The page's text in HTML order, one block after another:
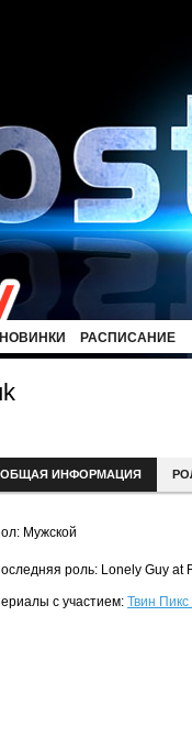
НОВИНКИ РАСПИСАНИЕ
ОБЩАЯ ИНФОРМАЦИЯ
Мужской
роль: Lonely Guy at
с участием: Твин